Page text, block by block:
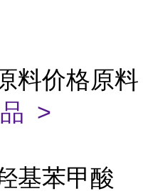
料价格原料
>
基苯甲酸